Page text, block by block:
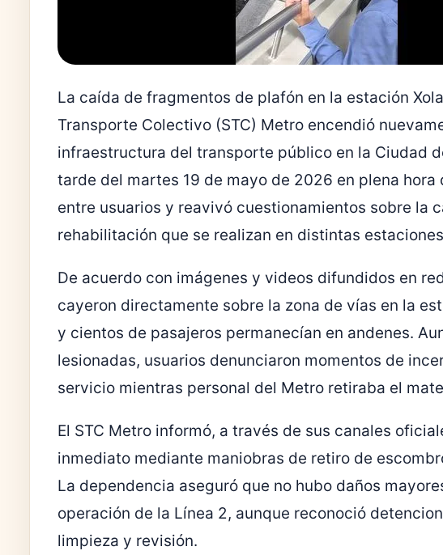
La caída de fragmentos de plafón en la estación
Transporte Colectivo (STC) Metro encendió
infraestructura del transporte público en la Ciudad
tarde del martes 19 de mayo de 2026 en plena
entre usuarios y reavivó cuestionamientos sobre la
rehabilitación que se realizan en distintas
De acuerdo con imágenes y videos difundidos en
cayeron directamente sobre la zona de vías en la
y cientos de pasajeros permanecían en andenes.
lesionadas, usuarios denunciaron momentos de
servicio mientras personal del Metro retiraba el
El STC Metro informó, a través de sus canales
inmediato mediante maniobras de retiro de
La dependencia aseguró que no hubo daños
operación de la Línea 2, aunque reconoció
limpieza y revisión.